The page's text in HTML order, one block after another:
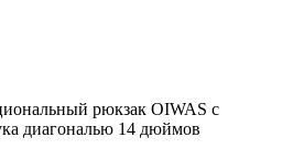
рюкзак OIWAS с
диагональю 14 дюймов